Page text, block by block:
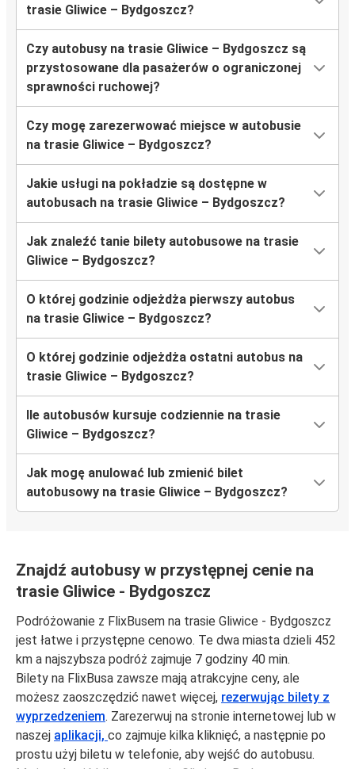
trasie Gliwice – Bydgoszcz?
Czy autobusy na trasie Gliwice – Bydgoszcz są
przystosowane dla pasażerów o ograniczonej
sprawności ruchowej?
Czy mogę zarezerwować miejsce w autobusie
na trasie Gliwice – Bydgoszcz?
Jakie usługi na pokładzie są dostępne w
autobusach na trasie Gliwice – Bydgoszcz?
Jak znaleźć tanie bilety autobusowe na trasie
Gliwice – Bydgoszcz?
O której godzinie odjeżdża pierwszy autobus
na trasie Gliwice – Bydgoszcz?
O której godzinie odjeżdża ostatni autobus na
trasie Gliwice – Bydgoszcz?
Ile autobusów kursuje codziennie na trasie
Gliwice – Bydgoszcz?
Jak mogę anulować lub zmienić bilet
autobusowy na trasie Gliwice – Bydgoszcz?
Znajdź autobusy w przystępnej cenie na
trasie Gliwice - Bydgoszcz
Podróżowanie z FlixBusem na trasie Gliwice - Bydgoszcz
jest łatwe i przystępne cenowo. Te dwa miasta dzieli 452
km a najszybsza podróż zajmuje 7 godziny 40 min.
Bilety na FlixBusa zawsze mają atrakcyjne ceny, ale
możesz zaoszczędzić nawet więcej, rezerwując bilety z
wyprzedzeniem. Zarezerwuj na stronie internetowej lub w
naszej aplikacji, co zajmuje kilka kliknięć, a następnie po
prostu użyj biletu w telefonie, aby wejść do autobusu.